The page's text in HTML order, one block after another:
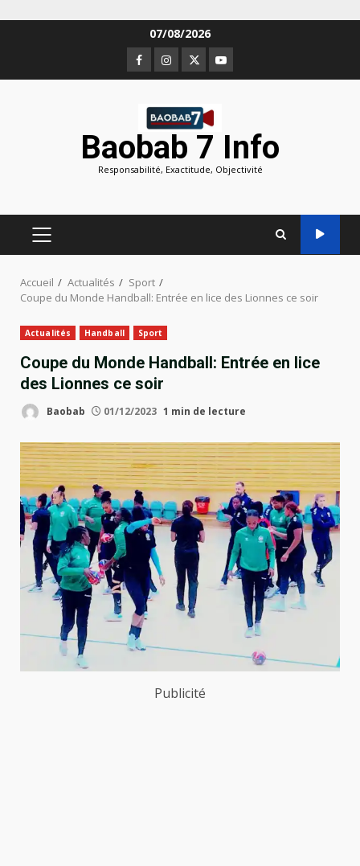
07/08/2026
Facebook
Instagram
TwitterYoutube
Baobab 7 Info
Responsabilité, Exactitude, Objectivité
MENU
PRINCIPAL
Accueil Actualités
Sport
Coupe du Monde Handball: Entrée en lice des Lionnes ce soir
Actualités Handball Sport
Coupe du Monde Handball: Entrée en lice
des Lionnes ce soir
Baobab 01/12/2023 1 min de lecture
Publicité